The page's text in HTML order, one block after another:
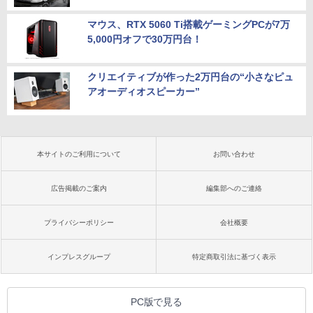
マウス、RTX 5060 Ti搭載ゲーミングPCが7万
5,000円オフで30万円台！
クリエイティブが作った2万円台の“小さなピュ
アオーディオスピーカー”
本サイトのご利用について お問い合わせ
広告掲載のご案内 編集部へのご連絡
プライバシーポリシー 会社概要
インプレスグループ 特定商取引法に基づく表示
PC版で見る